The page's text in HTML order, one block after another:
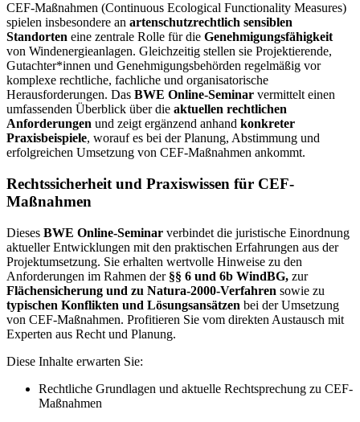
CEF-Maßnahmen (Continuous Ecological Functionality Measures)
spielen insbesondere an artenschutzrechtlich sensiblen
Standorten eine zentrale Rolle für die Genehmigungsfähigkeit
von Windenergieanlagen. Gleichzeitig stellen sie Projektierende,
Gutachter*innen und Genehmigungsbehörden regelmäßig vor
komplexe rechtliche, fachliche und organisatorische
Herausforderungen. Das BWE Online-Seminar vermittelt einen
umfassenden Überblick über die aktuellen rechtlichen
Anforderungen und zeigt ergänzend anhand konkreter
Praxisbeispiele, worauf es bei der Planung, Abstimmung und
erfolgreichen Umsetzung von CEF-Maßnahmen ankommt.
Rechtssicherheit und Praxiswissen für CEF-
Maßnahmen
Dieses BWE Online-Seminar verbindet die juristische Einordnung
aktueller Entwicklungen mit den praktischen Erfahrungen aus der
Projektumsetzung. Sie erhalten wertvolle Hinweise zu den
Anforderungen im Rahmen der§§ 6 und 6b WindBG, zur
Flächensicherung und zu Natura-2000-Verfahren sowie zu
typischen Konflikten und Lösungsansätzen bei der Umsetzung
von CEF-Maßnahmen. Profitieren Sie vom direkten Austausch mit
Experten aus Recht und Planung.
Diese Inhalte erwarten Sie:
Rechtliche Grundlagen und aktuelle Rechtsprechung zu CEF-
Maßnahmen